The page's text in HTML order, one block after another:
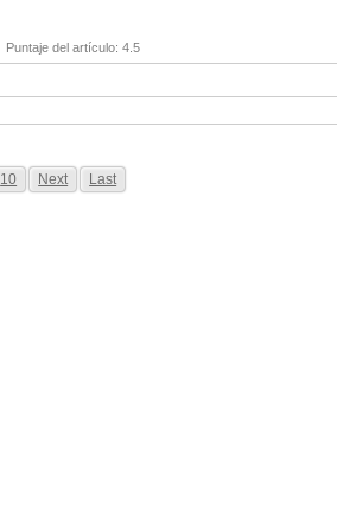
Puntaje del artículo: 4.5
10 Next Last